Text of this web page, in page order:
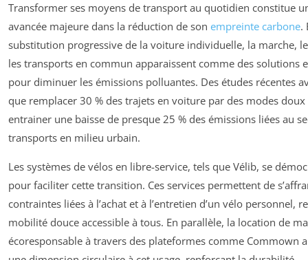
Transformer ses moyens de transport au quotidien constitue
avancée majeure dans la réduction de son empreinte carbone.
substitution progressive de la voiture individuelle, la marche,
les transports en commun apparaissent comme des solutions
pour diminuer les émissions polluantes. Des études récentes
que remplacer 30 % des trajets en voiture par des modes
entrainer une baisse de presque 25 % des émissions liées au
transports en milieu urbain.
Les systèmes de vélos en libre-service, tels que Vélib, se
pour faciliter cette transition. Ces services permettent de
contraintes liées à l’achat et à l’entretien d’un vélo personnel,
mobilité douce accessible à tous. En parallèle, la location de
écoresponsable à travers des plateformes comme Commown